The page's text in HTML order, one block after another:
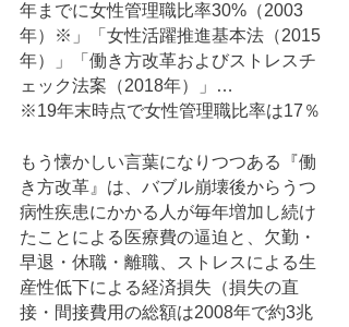
年までに女性管理職比率30%（2003
年）※」「女性活躍推進基本法（2015
年）」「働き方改革およびストレスチ
ェック法案（2018年）」…
※19年末時点で女性管理職比率は17％
もう懐かしい言葉になりつつある『働
き方改革』は、バブル崩壊後からうつ
病性疾患にかかる人が毎年増加し続け
たことによる医療費の逼迫と、欠勤・
早退・休職・離職、ストレスによる生
産性低下による経済損失（損失の直
接・間接費用の総額は2008年で約3兆